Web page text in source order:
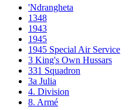
'Ndrangheta
1348
1943
1945
1945 Special Air Service
3 King's Own Hussars
331 Squadron
3a Julia
4. Division
8. Armé